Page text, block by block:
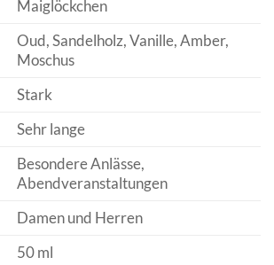
Maiglöckchen
Oud, Sandelholz, Vanille, Amber,
Moschus
Stark
Sehr lange
Besondere Anlässe,
Abendveranstaltungen
Damen und Herren
50 ml